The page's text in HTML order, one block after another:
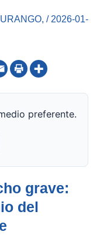
, / 2026-01-
preferente.
grave:
del